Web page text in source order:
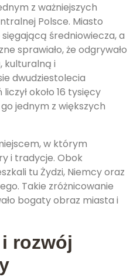
z ważniejszych
Polsce. Miasto
średniowiecza, a
sprawiało, że odgrywało
kulturalną i
dwudziestolecia
około 16 tysięcy
jednym z większych
w którym
i tradycje. Obok
tu Żydzi, Niemcy oraz
Takie zróżnicowanie
bogaty obraz miasta i
rozwój